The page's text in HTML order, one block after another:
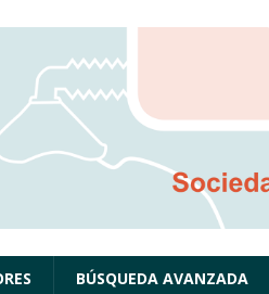
BÚSQUEDA AVANZADA